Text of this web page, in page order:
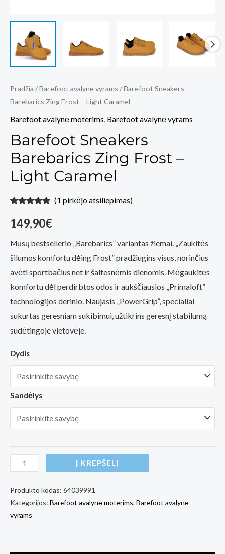
Pradžia /Barefoot avalynė vyrams / Barefoot Sneakers
Barebarics Zing Frost – Light Caramel
Barefoot avalynė moterims, Barefoot avalynė vyrams
Barefoot Sneakers
Barebarics Zing Frost –
Light Caramel
5.00 iš 5
(viso
(1 pirkėjo atsiliepimas)
149,90€
Mūsų bestsellerio „Barebarics” variantas žiemai. „Zaukitės
šilumos komfortu dėing Frost” pradžiugins visus, norinčius
avėti sportbačius net ir šaltesnėmis dienomis. Mėgaukitės
komfortu dėl perdirbtos odos ir aukščiausios „Primaloft”
technologijos derinio. Naujasis „PowerGrip”, specialiai
sukurtas geresniam sukibimui, užtikrins geresnį stabilumą
sudėtingoje vietovėje.
Dydis
Sandėlys
produkto
Barefoot
Sneakers
Barebarics
Į KREPŠELĮ
Produkto kodas: 64039991
Kategorijos: Barefoot avalynė moterims, Barefoot avalynė
vyrams